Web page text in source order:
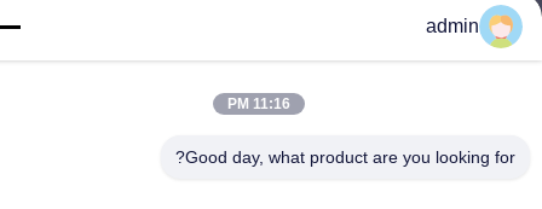
Phone
0086-28-64841719
admin
11:16 PM
Good day, what product are you looking for?